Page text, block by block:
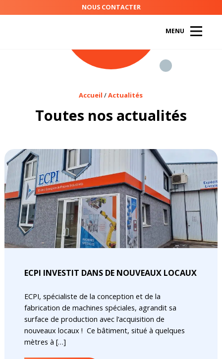
NOUS CONTACTER
MENU
ACTUALITÉS
Accueil /Actualités
Toutes nos actualités
ECPI INVESTIT DANS DE NOUVEAUX LOCAUX
ECPI, spécialiste de la conception et de la
fabrication de machines spéciales, agrandit sa
surface de production avec l’acquisition de
nouveaux locaux ! Ce bâtiment, situé à quelques
mètres à […]